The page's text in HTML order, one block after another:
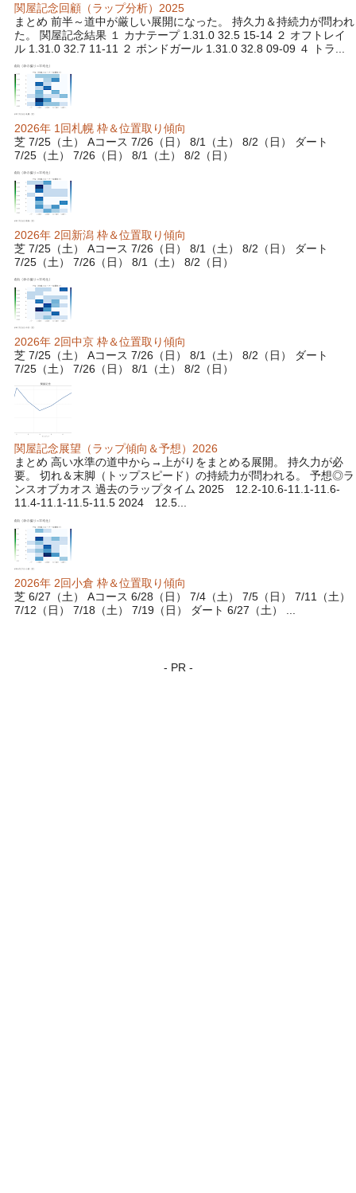
関屋記念回顧（ラップ分析）2025
まとめ 前半～道中が厳しい展開になった。 持久力＆持続力が問われ
た。 関屋記念結果 １ カナテープ 1.31.0 32.5 15-14 ２ オフトレイ
ル 1.31.0 32.7 11-11 ２ ボンドガール 1.31.0 32.8 09-09 ４ トラ...
2026年 1回札幌 枠＆位置取り傾向
芝 7/25（土） Aコース 7/26（日） 8/1（土） 8/2（日） ダート
7/25（土） 7/26（日） 8/1（土） 8/2（日）
2026年 2回新潟 枠＆位置取り傾向
芝 7/25（土） Aコース 7/26（日） 8/1（土） 8/2（日） ダート
7/25（土） 7/26（日） 8/1（土） 8/2（日）
2026年 2回中京 枠＆位置取り傾向
芝 7/25（土） Aコース 7/26（日） 8/1（土） 8/2（日） ダート
7/25（土） 7/26（日） 8/1（土） 8/2（日）
関屋記念展望（ラップ傾向＆予想）2026
まとめ 高い水準の道中から→上がりをまとめる展開。 持久力が必
要。 切れ＆末脚（トップスピード）の持続力が問われる。 予想◎ラ
ンスオブカオス 過去のラップタイム 2025 12.2-10.6-11.1-11.6-
11.4-11.1-11.5-11.5 2024 12.5...
2026年 2回小倉 枠＆位置取り傾向
芝 6/27（土） Aコース 6/28（日） 7/4（土） 7/5（日） 7/11（土）
7/12（日） 7/18（土） 7/19（日） ダート 6/27（土） ...
- PR -